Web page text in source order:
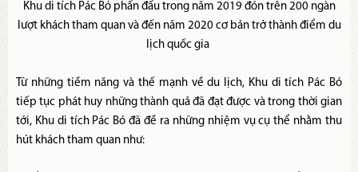
Khu di tích Pác Bó phấn đấu trong năm 2019 đón trên 200 ngàn
lượt khách tham quan và đến năm 2020 cơ bản trở thành điểm du
lịch quốc gia
Từ những tiềm năng và thế mạnh về du lịch, Khu di tích Pác Bó
tiếp tục phát huy những thành quả đã đạt được và trong thời gian
tới, Khu di tích Pác Bó đã đề ra những nhiệm vụ cụ thể nhằm thu
hút khách tham quan như: